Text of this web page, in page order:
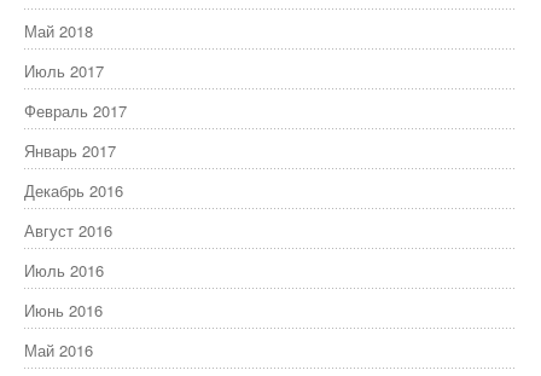
Май 2018
Июль 2017
Февраль 2017
Январь 2017
Декабрь 2016
Август 2016
Июль 2016
Июнь 2016
Май 2016